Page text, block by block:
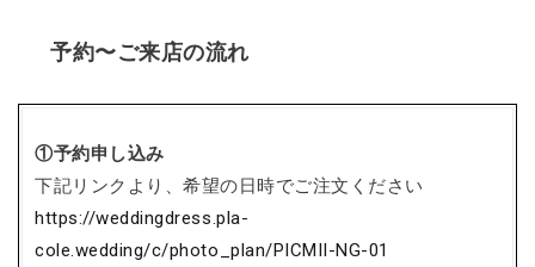
予約〜ご来店の流れ
①予約申し込み
下記リンクより、希望の日時でご注文ください
https://weddingdress.pla-
cole.wedding/c/photo_plan/PICMII-NG-01